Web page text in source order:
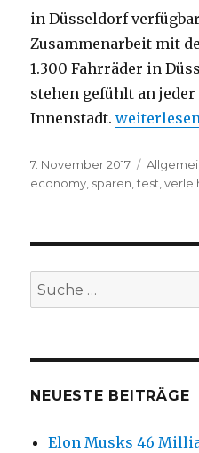
in Düsseldorf
Zusammenarbeit mit
1.300 Fahrräder in
stehen gefühlt an
Innenstadt.„FordPass
weiterlesen
Veröffentlicht
am
7. November 2017
economy sparen ,test ,
Suche
nach:
NEUESTE BEITRÄGE
Elon Musks 46